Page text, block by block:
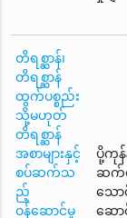
တိရစ္ဆာန်၊
တိရစ္ဆာန်
ထွက်ပစ္စည်း
သို့မဟုတ်
တိရစ္ဆာန်
အစာများနှင့်
စပ်ဆက်သ
ည့်
ဝန်ဆောင်မှု
ပို့ကုန်
ဆက်
သော
ဆေ